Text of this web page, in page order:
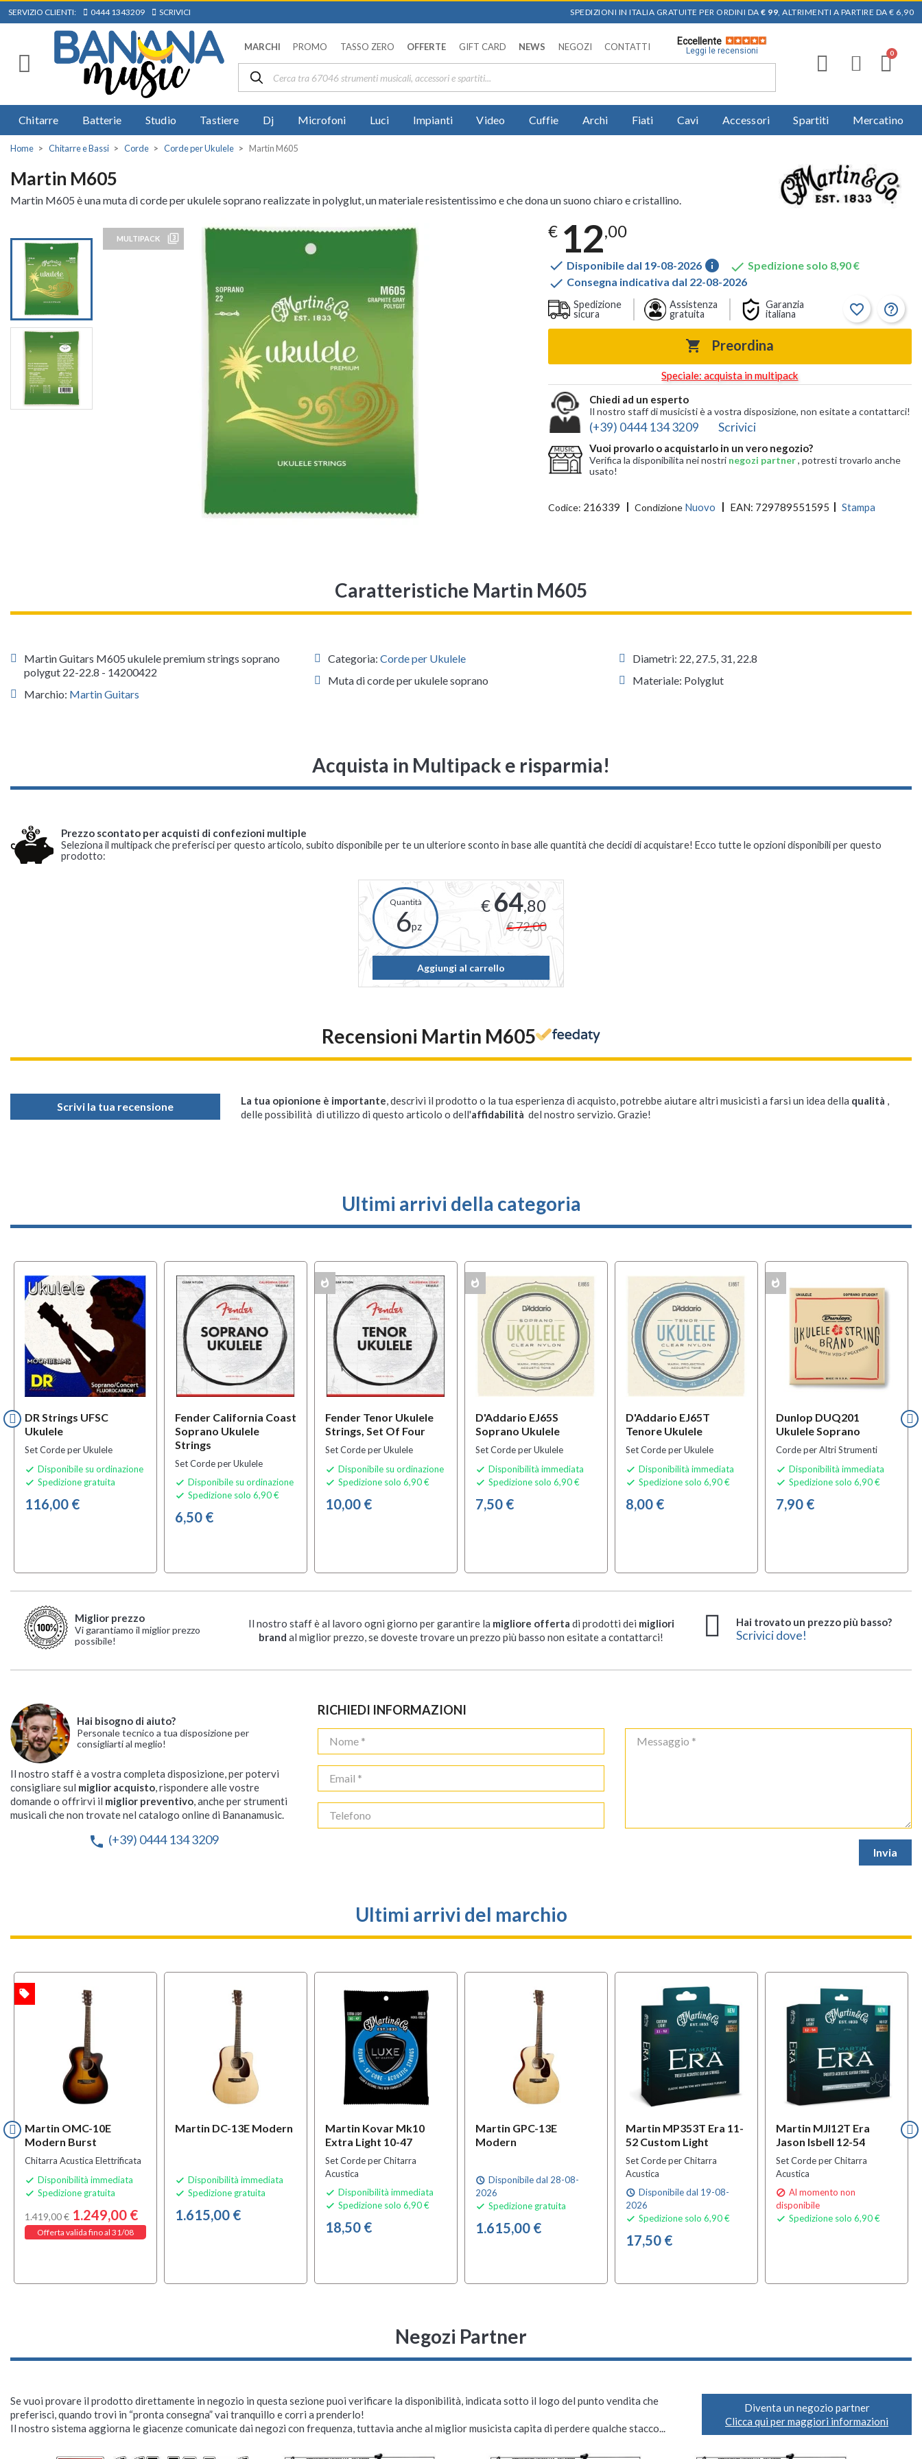
SERVIZIO CLIENTI: 0444 1343209 SCRIVICI SPEDIZIONI IN ITALIA GRATUITE PER ORDINI DA € 99, ALTRIMENTI A PARTIRE DA € 6,90
MARCHI PROMO TASSO ZERO OFFERTE GIFT CARD NEWS NEGOZI CONTATTI
Eccellente
Leggi le recensioni
Chitarre Batterie Studio Tastiere Dj Microfoni Luci Impianti Video Cuffie Archi Fiati Cavi Accessori Spartiti Mercatino
Home Chitarre e Bassi Corde Corde per Ukulele Martin M605
Martin M605
Martin M605 è una muta di corde per ukulele soprano realizzate in polyglut, un materiale resistentissimo e che dona un suono chiaro e cristallino.
MULTIPACK filter_3 € 12,00
 Disponibile dal 19-08-2026 info  Spedizione solo 8,90 €
 Consegna indicativa dal 22-08-2026
Spedizione
sicura
Assistenza
gratuita
Garanzia
italiana
favorite_border help_outline
 Preordina
Speciale: acquista in multipack
Chiedi ad un esperto
Il nostro staff di musicisti è a vostra disposizione, non esitate a contattarci!
(+39) 0444 134 3209 Scrivici
Vuoi provarlo o acquistarlo in un vero negozio?
Verifica la disponibilita nei nostri negozi partner, potresti trovarlo anche
usato!
Codice: 216339 Condizione Nuovo EAN: 729789551595 Stampa
Caratteristiche Martin M605
Martin Guitars M605 ukulele premium strings soprano
polygut 22-22.8 - 14200422
Marchio: Martin Guitars
Categoria:Corde per Ukulele
Muta di corde per ukulele soprano
Diametri: 22, 27.5, 31, 22.8
Materiale: Polyglut
Acquista in Multipack e risparmia!
Prezzo scontato per acquisti di confezioni multiple
Seleziona il multipack che preferisci per questo articolo, subito disponibile per te un ulteriore sconto in base alle quantità che decidi di acquistare! Ecco tutte le opzioni disponibili per questo
prodotto:
6pz
€64,80
€ 72,00
Aggiungi al carrello
Recensioni Martin M605
Scrivi la tua recensione La tua opionione è importante, descrivi il prodotto o la tua esperienza di acquisto, potrebbe aiutare altri musicisti a farsi un idea della qualità ,
delle possibilità di utilizzo di questo articolo o dell'affidabilità del nostro servizio. Grazie!
Ultimi arrivi della categoria
DR Strings UFSC
Ukulele
Set Corde per Ukulele
 Disponibile su ordinazione
 Spedizione gratuita
116,00 €
Fender California Coast
Soprano Ukulele
Strings
Set Corde per Ukulele
 Disponibile su ordinazione
 Spedizione solo 6,90 €
6,50 €
Fender Tenor Ukulele
Strings, Set Of Four
Set Corde per Ukulele
 Disponibile su ordinazione
 Spedizione solo 6,90 €
10,00 €
MULTIPACK whatshot
D'Addario EJ65S
Soprano Ukulele
Set Corde per Ukulele
 Disponibilità immediata
 Spedizione solo 6,90 €
7,50 €
MULTIPACK whatshot
D'Addario EJ65T
Tenore Ukulele
Set Corde per Ukulele
 Disponibilità immediata
 Spedizione solo 6,90 €
8,00 €
Dunlop DUQ201
Ukulele Soprano
Corde per Altri Strumenti
 Disponibilità immediata
 Spedizione solo 6,90 €
7,90 €
MULTIPACK whatshot
Miglior prezzo
Vi garantiamo il miglior prezzo
possibile!
Il nostro staff è al lavoro ogni giorno per garantire la migliore offerta di prodotti dei migliori
brand al miglior prezzo, se doveste trovare un prezzo più basso non esitate a contattarci!
Hai trovato un prezzo più basso?
Scrivici dove!
Hai bisogno di aiuto?
Personale tecnico a tua disposizione per
consigliarti al meglio!
Il nostro staff è a vostra completa disposizione, per potervi
consigliare sul miglior acquisto, rispondere alle vostre
domande o offrirvi il miglior preventivo, anche per strumenti
musicali che non trovate nel catalogo online di Bananamusic.
phone (+39) 0444 134 3209
RICHIEDI INFORMAZIONI
Ultimi arrivi del marchio
Martin OMC-10E
Modern Burst
Chitarra Acustica Elettrificata
 Disponibilità immediata
 Spedizione gratuita
1.419,00 € 1.249,00 €
Offerta valida fino al 31/08
local_offer
Martin DC-13E Modern
 Disponibilità immediata
 Spedizione gratuita
1.615,00 €
Martin Kovar Mk10
Extra Light 10-47
Set Corde per Chitarra
Acustica
 Disponibilità immediata
 Spedizione solo 6,90 €
18,50 €
Martin GPC-13E
Modern
schedule Disponibile dal 28-08-
2026
 Spedizione gratuita
1.615,00 €
Martin MP353T Era 11-
52 Custom Light
Set Corde per Chitarra
Acustica
schedule Disponibile dal 19-08-
2026
 Spedizione solo 6,90 €
17,50 €
Martin MJI12T Era
Jason Isbell 12-54
Set Corde per Chitarra
Acustica
 Al momento non
disponibile
 Spedizione solo 6,90 €
Negozi Partner
Se vuoi provare il prodotto direttamente in negozio in questa sezione puoi verificare la disponibilità, indicata sotto il logo del punto vendita che
preferisci, quando trovi in “pronta consegna” vai tranquillo e corri a prenderlo!
Il nostro sistema aggiorna le giacenze comunicate dai negozi con frequenza, tuttavia anche al miglior musicista capita di perdere qualche stacco...
Diventa un negozio partner
Clicca qui per maggiori informazioni